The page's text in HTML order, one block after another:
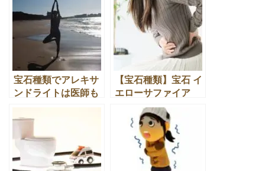
宝石種類でアレキサ
ンドライトは医師も
効果とは
【宝石種類】宝石 イ
エローサファイア
は、医師もすすめる
パワーストーン